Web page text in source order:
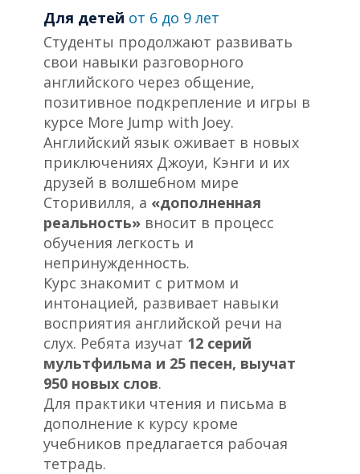
Для детей от 6 до 9 лет
Студенты продолжают развивать
свои навыки разговорного
английского через общение,
позитивное подкрепление и игры в
курсе More Jump with Joey.
Английский язык оживает в новых
приключениях Джоуи, Кэнги и их
друзей в волшебном мире
Сторивилля, а «дополненная
реальность» вносит в процесс
обучения легкость и
непринужденность.
Курс знакомит с ритмом и
интонацией, развивает навыки
восприятия английской речи на
слух. Ребята изучат 12 серий
мультфильма и 25 песен, выучат
950 новых слов.
Для практики чтения и письма в
дополнение к курсу кроме
учебников предлагается рабочая
тетрадь.